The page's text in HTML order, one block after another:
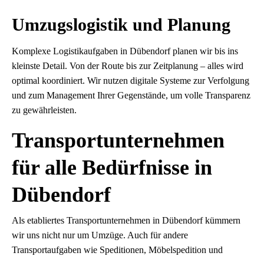
Umzugslogistik und Planung
Komplexe Logistikaufgaben in Dübendorf planen wir bis ins
kleinste Detail. Von der Route bis zur Zeitplanung – alles wird
optimal koordiniert. Wir nutzen digitale Systeme zur Verfolgung
und zum Management Ihrer Gegenstände, um volle Transparenz
zu gewährleisten.
Transportunternehmen
für alle Bedürfnisse in
Dübendorf
Als etabliertes Transportunternehmen in Dübendorf kümmern
wir uns nicht nur um Umzüge. Auch für andere
Transportaufgaben wie Speditionen, Möbelspedition und